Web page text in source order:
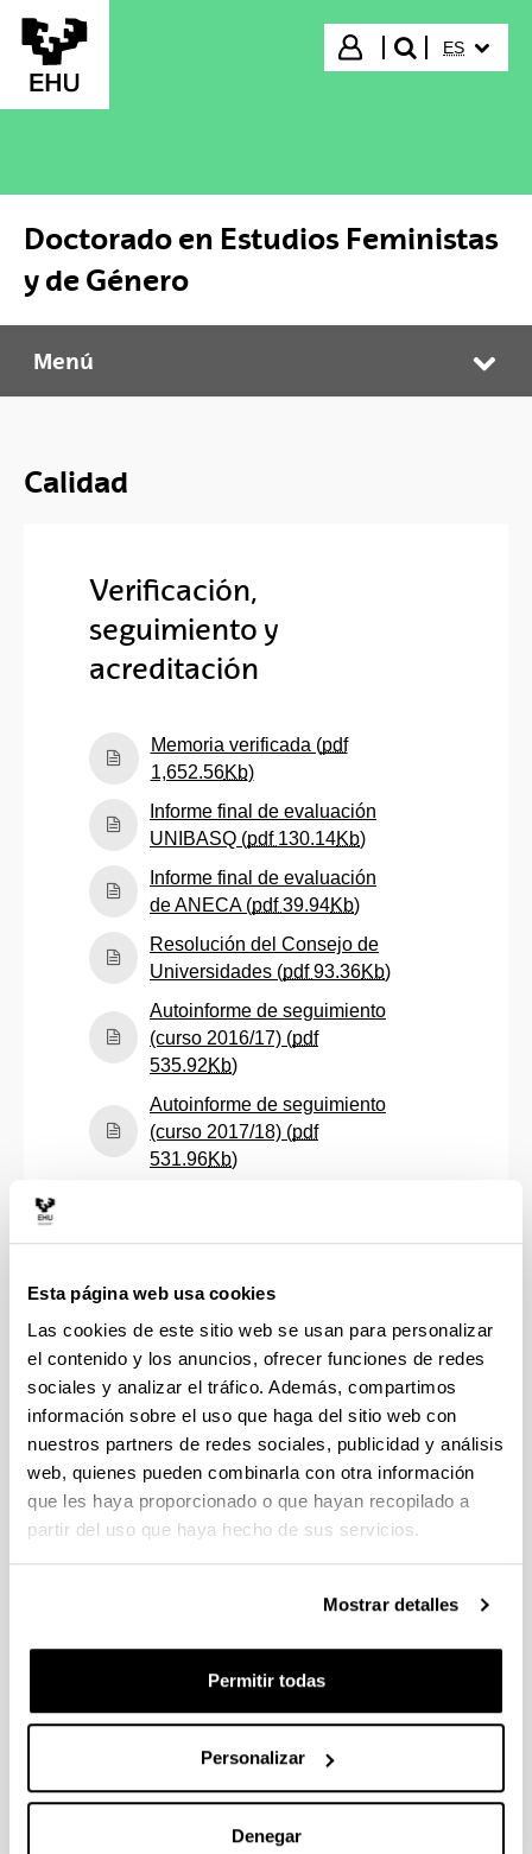
Esta página web usa cookies
Las cookies de este sitio web se usan para personalizar
el contenido y los anuncios, ofrecer funciones de redes
sociales y analizar el tráfico. Además, compartimos
información sobre el uso que haga del sitio web con
nuestros partners de redes sociales, publicidad y análisis
web, quienes pueden combinarla con otra información
que les haya proporcionado o que hayan recopilado a
partir del uso que haya hecho de sus servicios.
Mostrar detalles
Permitir todas
Personalizar
Denegar
Saltar al contenido principal
Iniciar sesión
buscar"
ES
Doctorado en Estudios Feministas
y de Género
Doctorado en Estudios Feministas y de Género
Menú
Calidad
Verificación,
seguimiento y
acreditación
Memoria verificada (pdf
1,652.56Kb)(Abre una nueva ventana)
Informe final de evaluación
UNIBASQ (pdf 130.14Kb)(Abre una nueva
Informe final de evaluación
de ANECA (pdf39.94Kb)(Abre una nueva
Resolución del Consejo de
Universidades (pdf93.36Kb)(Abre una
Autoinforme de seguimiento
(curso 2016/17) (pdf
535.92Kb)(Abre una nueva ventana)
Autoinforme de seguimiento
(curso 2017/18) (pdf
531.96Kb)(Abre una nueva ventana)
Autoinforme de seguimiento
(curso 2019/20) (
(Abre una nueva ventana)
Autoinforme de seguimiento
(curso 2020/21) (pdf
439.43Kb)(Abre una nueva ventana)
Autoinforme de seguimiento
(curso 2021/22) (pdf
450.11Kb)(Abre una nueva ventana)
(curso 2023/24) (pdf
438.04Kb)(Abre una nueva ventana)
Autoinforme de seguimiento
(curso 2024/25) (pdf